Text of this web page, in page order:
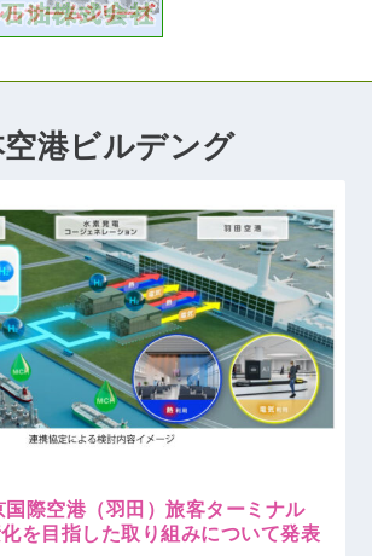
空港ビルデング
国際空港（羽田）旅客ターミナル
を目指した取り組みについて発表